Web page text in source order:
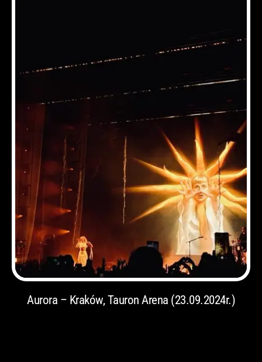
Aurora – Kraków, Tauron Arena (23.09.2024r.)